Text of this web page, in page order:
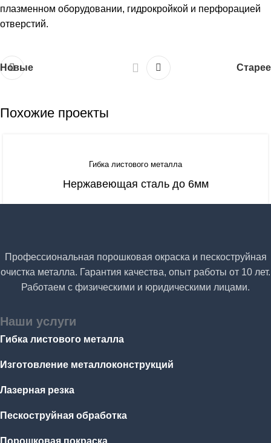
плазменном оборудовании, гидрокройкой и перфорацией
отверстий.
Новые Старее
Похожие проекты
Гибка листового металла
Нержавеющая сталь до 6мм
Профессиональная порошковая окраска и пескоструйная
очистка металла. Гарантия качества, опыт работы от 10 лет.
Работаем с физическими и юридическими лицами.
Наши услуги
Гибка листового металла
Изготовление металлоконструкций
Лазерная резка
Пескоструйная обработка
Порошковая покраска